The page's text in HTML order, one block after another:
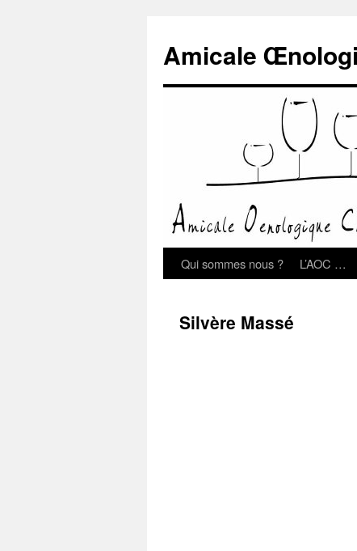
Amicale
Qui sommes nous ? L’AOC …
Silvère Massé